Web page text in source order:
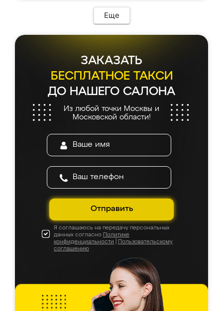
мебель сразу встала на свое место без
каких-либо доработок. Качеством осталась
довольна, все выглядит так, как и ожидала.
Еще
ЗАКАЗАТЬ
БЕСПЛАТНОЕ ТАКСИ
ДО НАШЕГО САЛОНА
Из любой точки Москвы и
Московской области!
Отправить
Я соглашаюсь на передачу персональных
данных согласно Политике
конфиденциальности
Пользовательскому
соглашению